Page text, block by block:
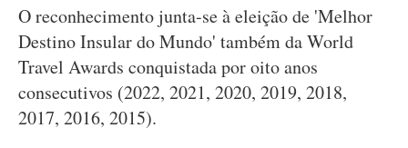
O reconhecimento junta-se à eleição de 'Melhor
Destino Insular do Mundo' também da World
Travel Awards conquistada por oito anos
consecutivos (2022, 2021, 2020, 2019, 2018,
2017, 2016, 2015).